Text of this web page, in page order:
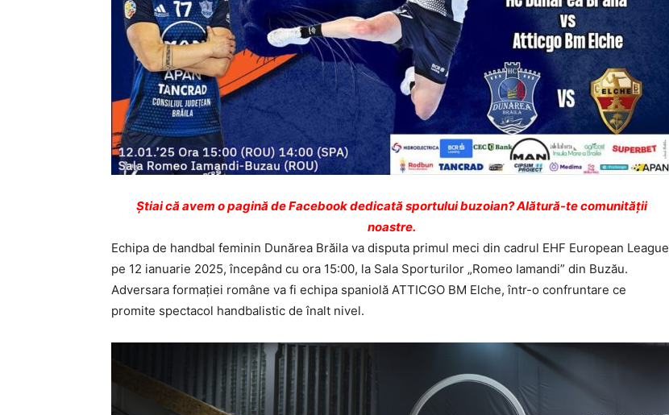
Ştiai că avem o pagină de Facebook dedicată sportului buzoian? Alătură-te comunității
noastre.
Echipa de handbal feminin Dunărea Brăila va disputa primul meci din cadrul EHF European League
pe 12 ianuarie 2025, începând cu ora 15:00, la Sala Sporturilor „Romeo Iamandi” din Buzău.
Adversara formației române va fi echipa spaniolă ATTICGO BM Elche, într-o confruntare ce
promite spectacol handbalistic de înalt nivel.